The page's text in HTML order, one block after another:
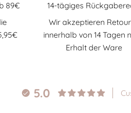
89€
14-tägiges
Wir akzeptieren
innerhalb von 14 Tagen
Erhalt der Ware
5.0